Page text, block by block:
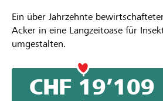
DE FR IT
Ein über Jahrzehnte
Acker in eine Langzeitoase für
umgestalten.
CHF 19’109